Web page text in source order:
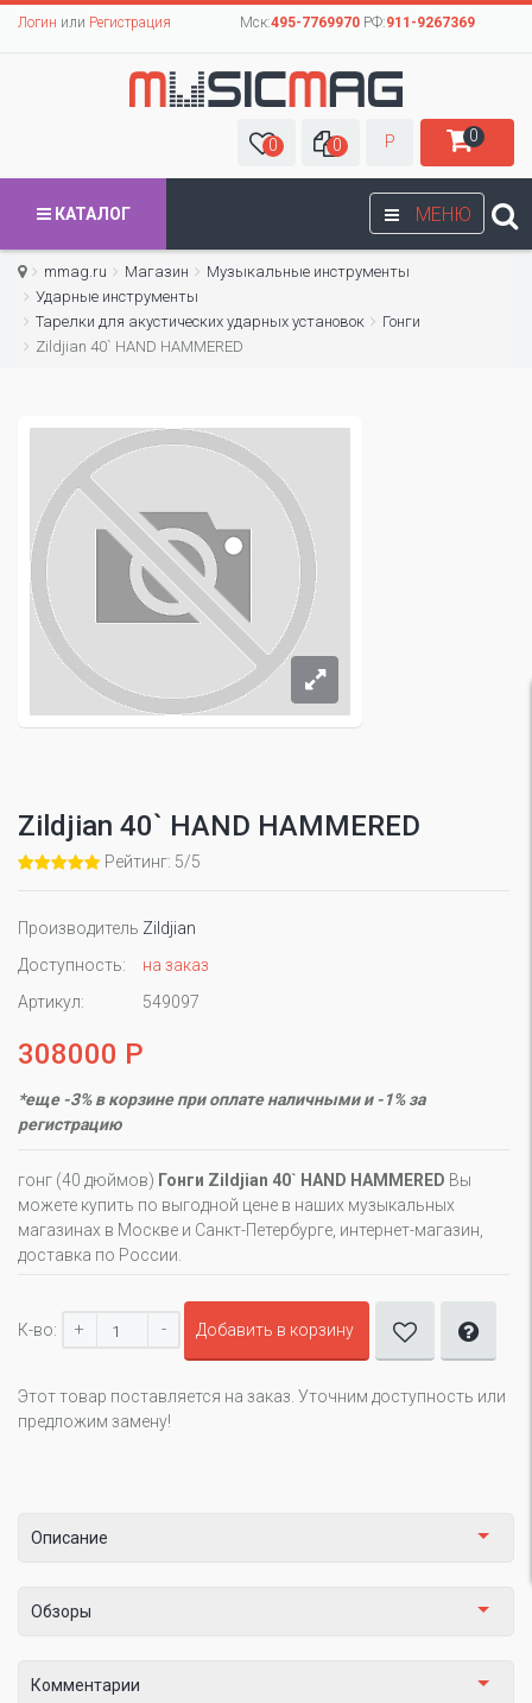
Логин или Регистрация Мск:495-7769970РФ:911-9267369
0 0 Р 0
МЕНЮ
КАТАЛОГ
mmag.ru Магазин
Музыкальные инструменты
Ударные инструменты
Тарелки для акустических ударных установок
Гонги
Zildjian 40` HAND HAMMERED
Zildjian 40` HAND HAMMERED
Рейтинг: 5/5
Производитель Zildjian
Доступность:
на заказ
Артикул:
549097
308000 Р
*еще -3% в корзине при оплате наличными и -1% за
регистрацию
гонг (40 дюймов) Гонги Zildjian 40` HAND HAMMERED Вы
можете купить по выгодной цене в наших музыкальных
магазинах в Москве и Санкт-Петербурге, интернет-магазин,
доставка по России.
К-во: + - Добавить в корзину
Этот товар поставляется на заказ. Уточним доступность или
предложим замену!
Описание
Обзоры
Комментарии